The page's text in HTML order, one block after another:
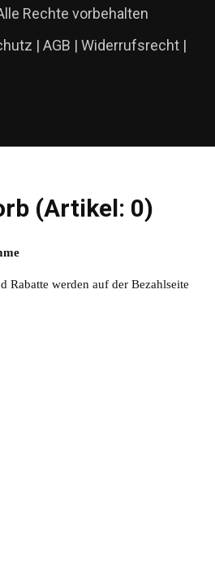
Rechte vorbehalten
| AGB | Widerrufsrecht |
(Artikel: 0)
Rabatte werden auf der Bezahlseite